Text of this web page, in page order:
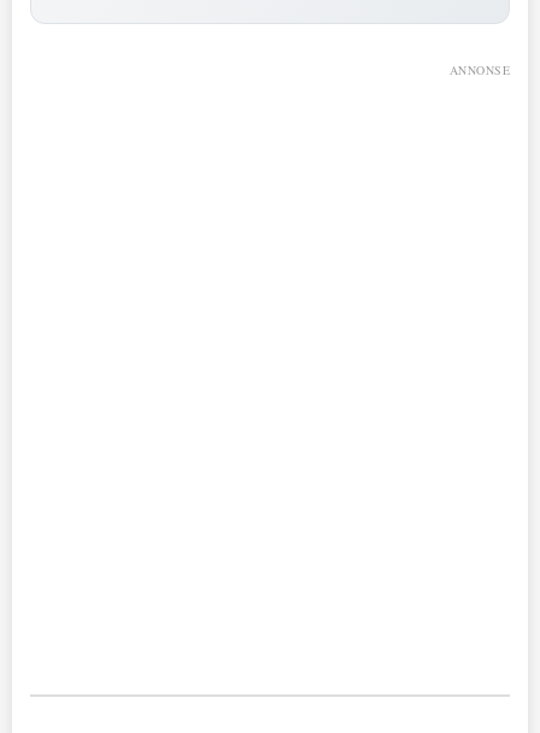
ANNONSE